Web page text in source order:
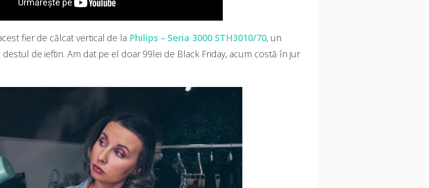
fier de călcat vertical de la Philips – Seria 3000 STH3010/70, un
de ieftin. Am dat pe el doar 99lei de Black Friday, acum costă în jur